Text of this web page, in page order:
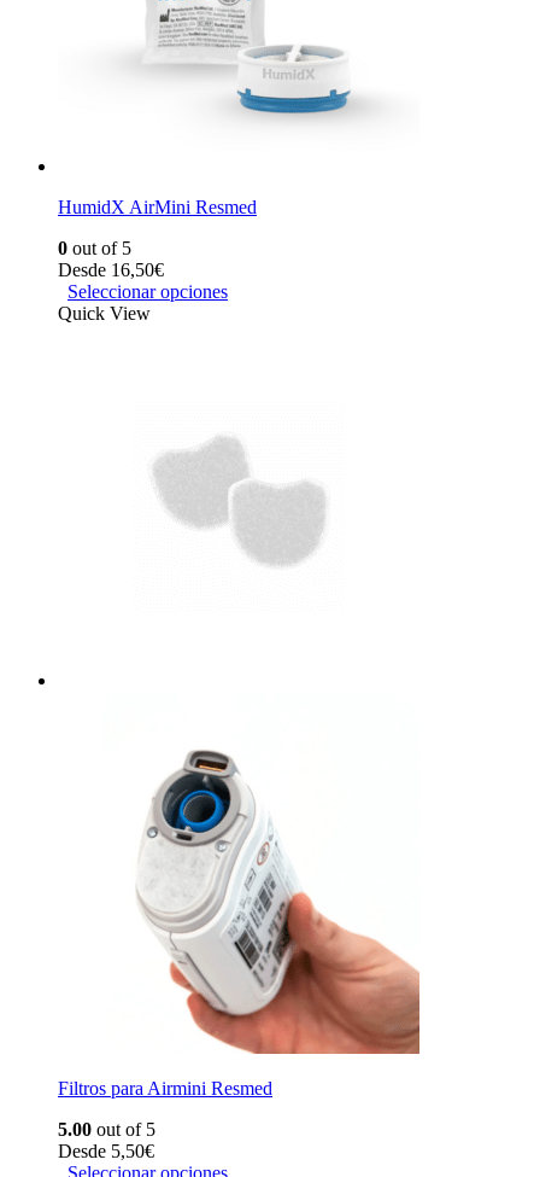
HumidX AirMini Resmed
0 out of 5
Desde 16,50€
Seleccionar opciones
Quick View
Filtros para Airmini Resmed
5.00 out of 5
Desde 5,50€
Seleccionar opciones